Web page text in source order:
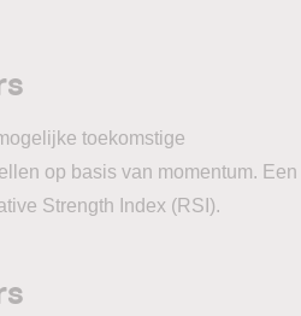
toekomstige
op basis van momentum. Een
Strength Index (RSI).